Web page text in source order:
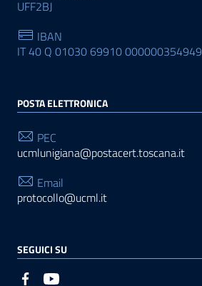
UFF2BJ
IBAN
IT 40 Q 01030 69910 000000354949
POSTA ELETTRONICA
PEC
ucmlunigiana@postacert.toscana.it
Email
protocollo@ucml.it
SEGUICI SU